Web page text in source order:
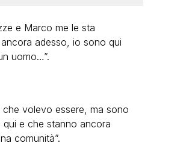
e Marco me le sta
adesso, io sono qui
uomo…”.
volevo essere, ma sono
e che stanno ancora
comunità”.